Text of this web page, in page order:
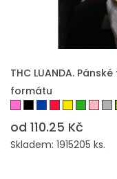
THC LUANDA.
formátu
od 110.25 Kč
Skladem: 1915205 ks.